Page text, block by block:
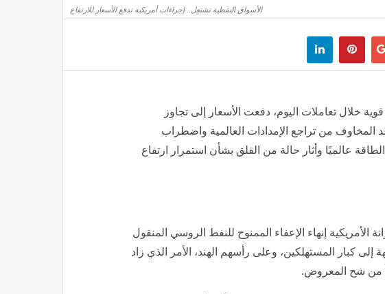
الأسواق النفطية تشتعل.. إجراءات أمريكية تدفع الأسعار للارتفاع
خلال تعاملات اليوم، دفعت الأسعار إلى تجاوز
المخاوف من تراجع الإمدادات العالمية واضطراب
عالميًا وأثار حالة من القلق بشأن استمرار ارتفاع
الأمريكية إنهاء الإعفاء الممنوح للنفط الروسي المنقول
إلى كبار المستهلكين، وعلى رأسهم الهند، الأمر الذي زاد
من شح المعروض.